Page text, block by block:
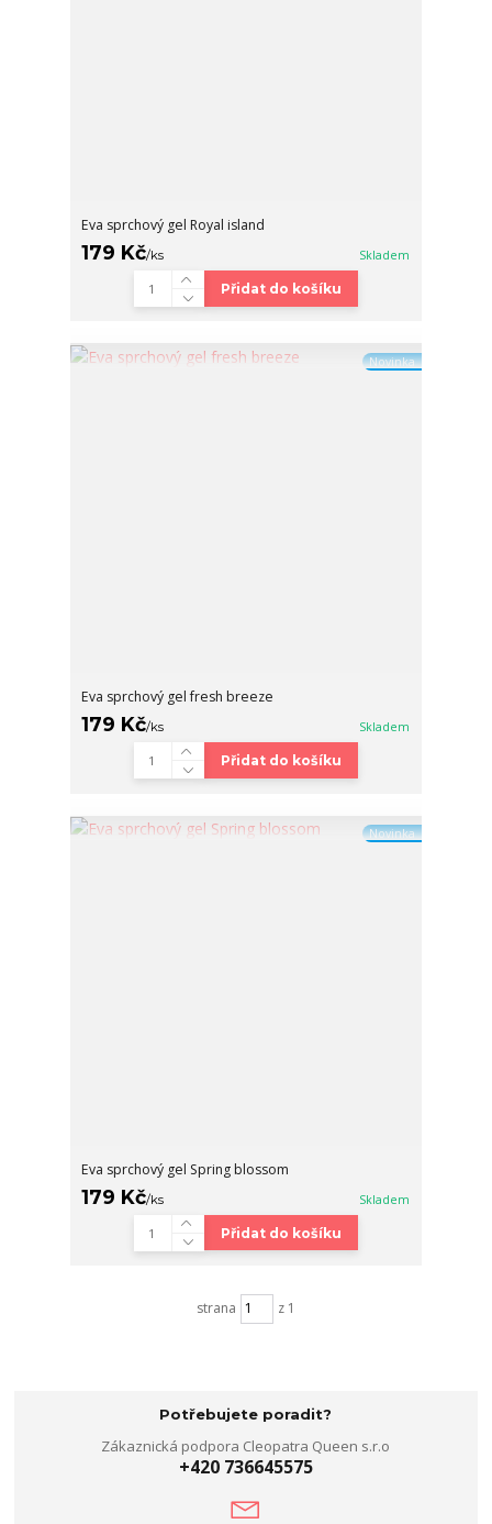
Eva sprchový gel Royal island
179 Kč/ks Skladem
Přidat do košíku
Novinka
Eva sprchový gel fresh breeze
179 Kč/ks Skladem
Přidat do košíku
Novinka
Eva sprchový gel Spring blossom
179 Kč/ks Skladem
Přidat do košíku
strana z 1
Potřebujete poradit?
Zákaznická podpora Cleopatra Queen s.r.o
+420 736645575